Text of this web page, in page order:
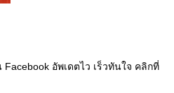
อัพเดตไว เร็วทันใจ คลิกที่